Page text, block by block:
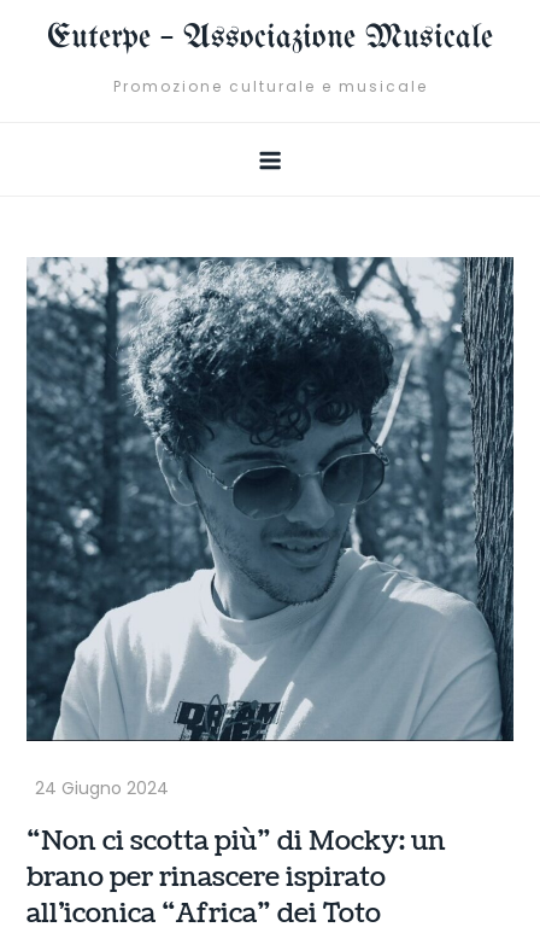
Euterpe – Associazione Musicale
Promozione culturale e musicale
“Non ci scotta più” di Mocky: un
brano per rinascere ispirato
all’iconica “Africa” dei Toto